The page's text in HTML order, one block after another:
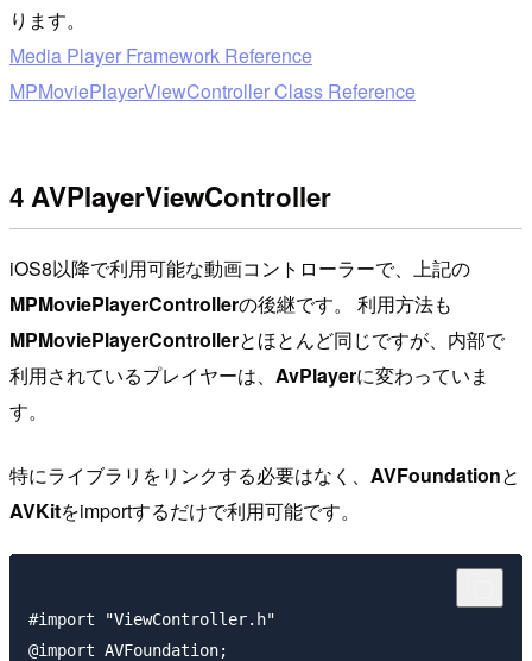
ります。
Media Player Framework Reference
MPMoviePlayerViewController Class Reference
4 AVPlayerViewController
iOS8以降で利用可能な動画コントローラーで、上記の
MPMoviePlayerControllerの後継です。 利用方法も
MPMoviePlayerControllerとほとんど同じですが、内部で
利用されているプレイヤーは、 AvPlayerに変わっていま
す。
特にライブラリをリンクする必要はなく、 AVFoundationと
AVKitをimportするだけで利用可能です。
#import "ViewController.h"
@import AVFoundation;